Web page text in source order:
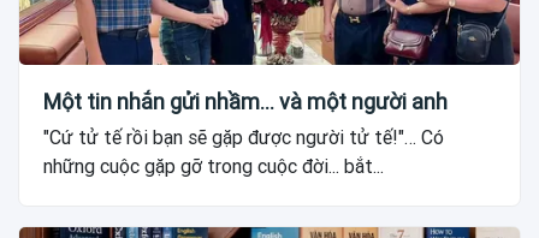
Một tin nhắn gửi nhầm... và một người anh
"Cứ tử tế rồi bạn sẽ gặp được người tử tế!"… Có
những cuộc gặp gỡ trong cuộc đời... bắt...